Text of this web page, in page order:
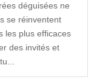
déguisées ne
se réinventent
les plus efficaces
des invités et